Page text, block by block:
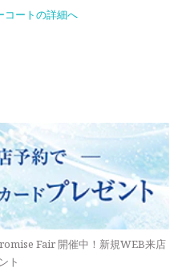
コートの詳細へ
Fair 開催中！新規WEB来店
ト